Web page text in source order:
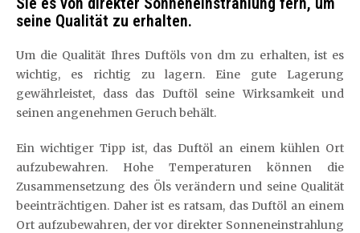
seine Qualität zu erhalten.
Um die Qualität Ihres Duftöls von dm zu erhalten, ist es
wichtig, es richtig zu lagern. Eine gute Lagerung
gewährleistet, dass das Duftöl seine Wirksamkeit und
seinen angenehmen Geruch behält.
Ein wichtiger Tipp ist, das Duftöl an einem kühlen Ort
aufzubewahren. Hohe Temperaturen können die
Zusammensetzung des Öls verändern und seine Qualität
beeinträchtigen. Daher ist es ratsam, das Duftöl an einem
Ort aufzubewahren, der vor direkter Sonneneinstrahlung